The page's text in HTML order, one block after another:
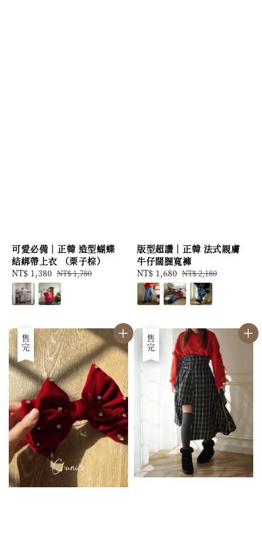
可愛必備｜正韓 造型蝴蝶
結綁帶上衣 （栗子棕）
Sale
price
NT$ 1,380 Regular
price
NT$ 1,780
版型超讚｜正韓 法式親膚
牛仔闊腿寬褲
Sale
price
NT$ 1,680 Regular
price
NT$ 2,180
優惠
售完 優惠
售完